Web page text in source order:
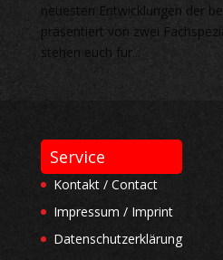
neuesten Entwicklungen der
präsentiert von zwei
stehen euch für...
Service
Kontakt / Contact
Impressum / Imprint
Datenschutzerklärung